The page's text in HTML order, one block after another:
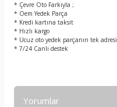
* Çevre Oto Farkıyla ;
* Oem Yedek Parça
* Kredi kartına taksit
* Hızlı kargo
* Ucuz oto yedek parçanın tek adresi
* 7/24 Canlı destek
Yorumlar